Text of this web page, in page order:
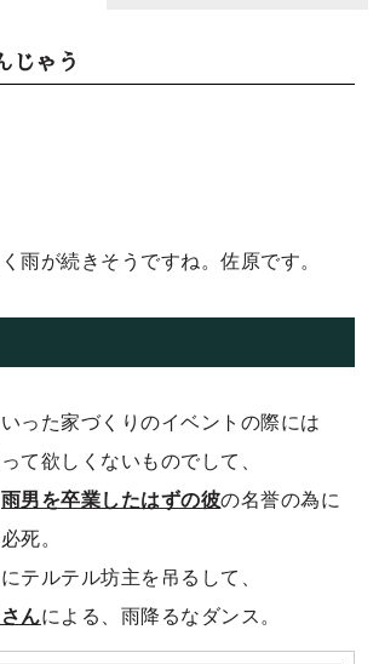
じゃう
雨が続きそうですね。佐原です。
いった家づくりのイベントの際には
て欲しくないものでして、
雨男を卒業したはずの彼の名誉の為に
死。
テルテル坊主を吊るして、
んによる、雨降るなダンス。